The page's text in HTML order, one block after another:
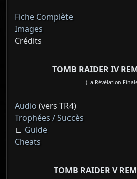
Fiche Complète
Images
Crédits
TOMB RAIDER IV
(La Révélation
Audio (vers TR4)
Trophées / Succès
∟ Guide
Cheats
TOMB RAIDER V